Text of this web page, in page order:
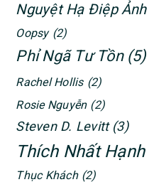
Nguyệt Hạ Điệp Ảnh
Oopsy (2)
Phỉ Ngã Tư Tồn (5)
Rachel Hollis (2)
Rosie Nguyễn (2)
Steven D. Levitt (3)
Thích Nhất Hạnh
Thục Khách (2)